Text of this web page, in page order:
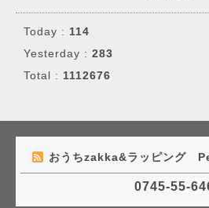
Today : 114
Yesterday : 283
Total : 1112676
おうちzakka&ラッピング
0745-55-